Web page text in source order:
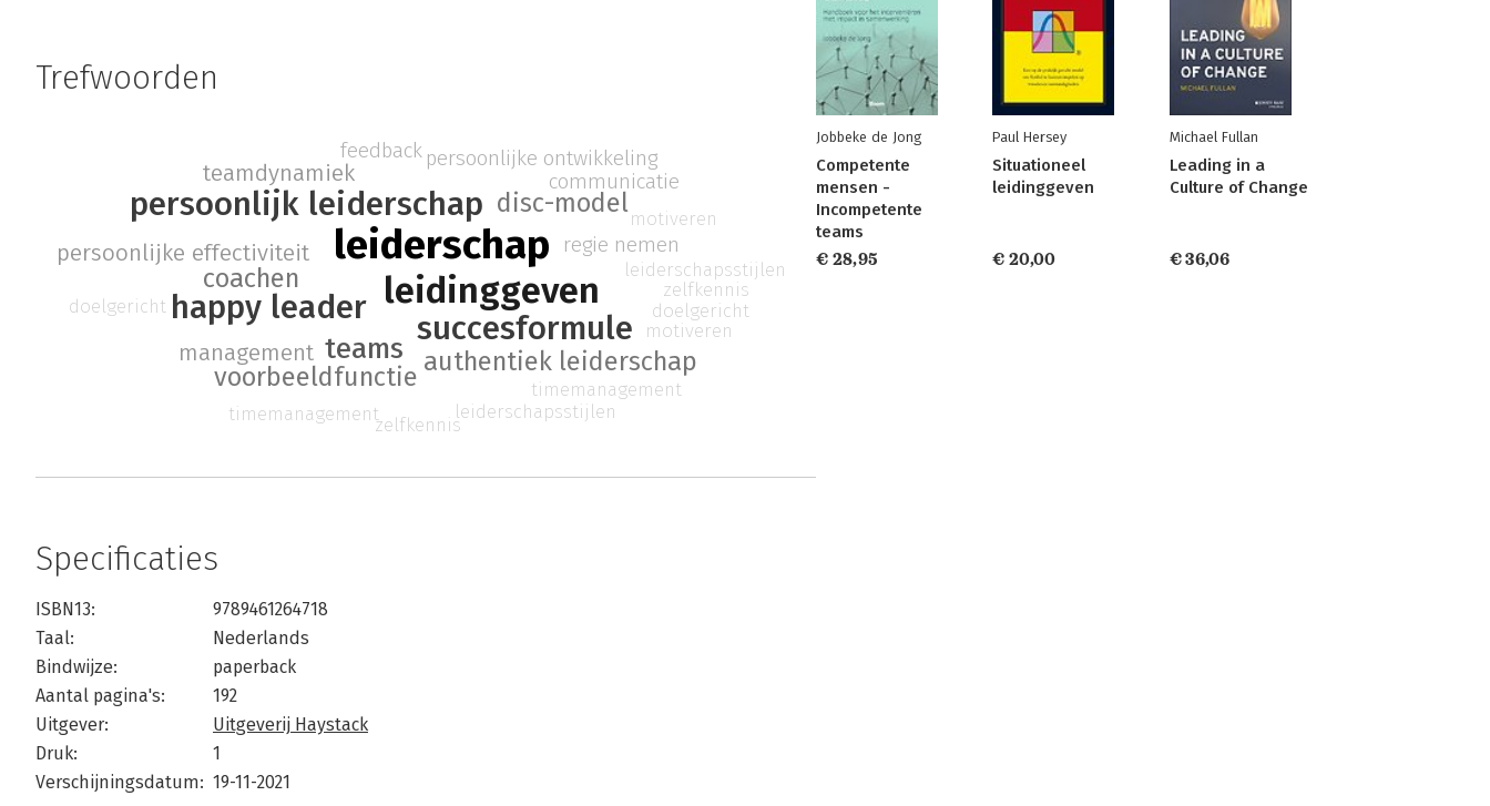
Trefwoorden
leiderschap
leidinggeven
succesformule
persoonlijk leiderschap
happy leader
teams authentiek leiderschap
coachen
voorbeeldfunctie
disc-model
persoonlijke effectiviteit
management
teamdynamiek
regie nemen
feedback persoonlijke ontwikkeling
communicatie
leiderschapsstijlen
motiveren
zelfkennis
timemanagement
doelgericht
leiderschapsstijlen
motiveren
zelfkennis
timemanagement
doelgericht
Specificaties
ISBN13:
9789461264718
Taal:
Nederlands
Bindwijze:
paperback
Aantal pagina's:
192
Uitgever:
Uitgeverij Haystack
Druk:
1
Verschijningsdatum: 19-11-2021
Jobbeke de Jong
Competente
mensen -
Incompetente
teams
€ 28,95
Paul Hersey
Situationeel
leidinggeven
€ 20,00
Michael Fullan
Leading in a
Culture of Change
€ 36,06